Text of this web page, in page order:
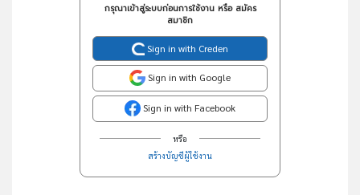
กรุณาเข้าสู่ระบบก่อนการใช้งาน หรือ สมัคร
สมาชิก
Sign in with Creden
Sign in with Google
Sign in with Facebook
หรือ
สร้างบัญชีผู้ใช้งาน